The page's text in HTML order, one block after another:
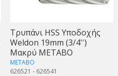
Τρυπάνι HSS Υποδοχής
Weldon 19mm (3/4'')
Μακρύ METABO
METABO
626521 - 626541